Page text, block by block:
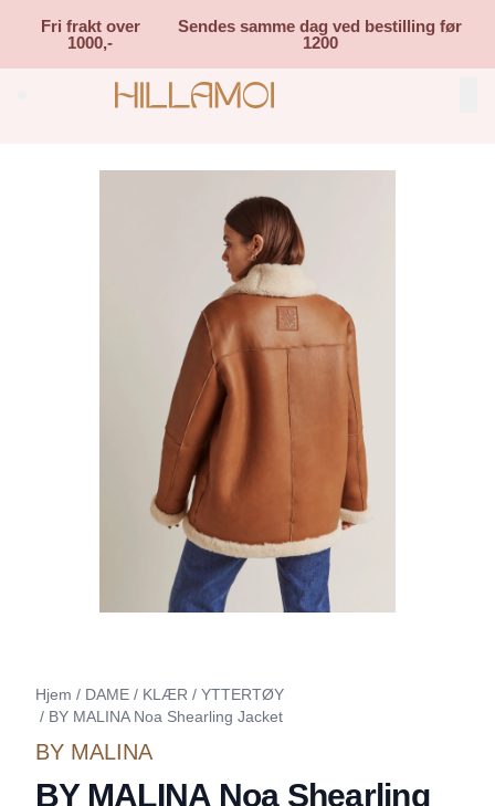
Fri frakt over
1000,-
Sendes samme dag ved bestilling før
1200
Search (⌘K)
Hjem / DAME / KLÆR / YTTERTØY
/ BY MALINA Noa Shearling Jacket
BY MALINA
BY MALINA Noa Shearling